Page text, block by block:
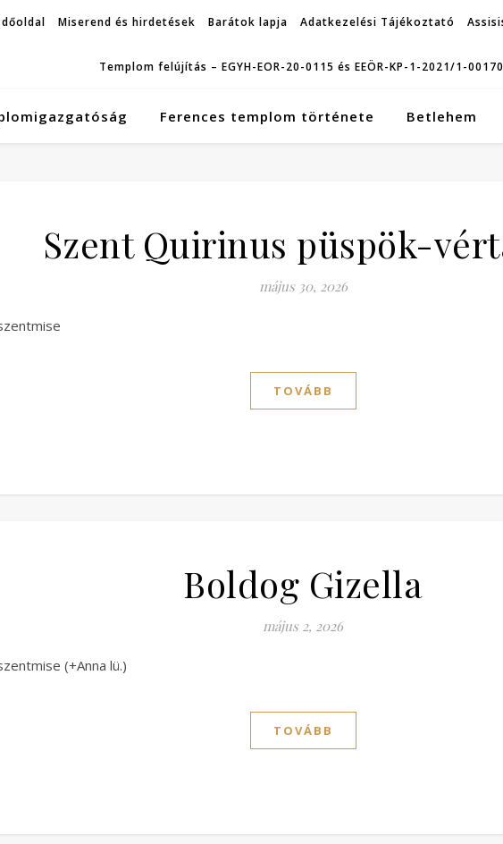
Miserend és hirdetések Barátok lapja Adatkezelési Tájékoztató
Templom felújítás – EGYH-EOR-20-0115 és EEÖR-KP-1-2021/1-
Ferences templom története Betlehem
Szent Quirinus püspök-
május 30, 2026
TOVÁBB
Boldog Gizella
május 2, 2026
(+Anna lü.)
TOVÁBB